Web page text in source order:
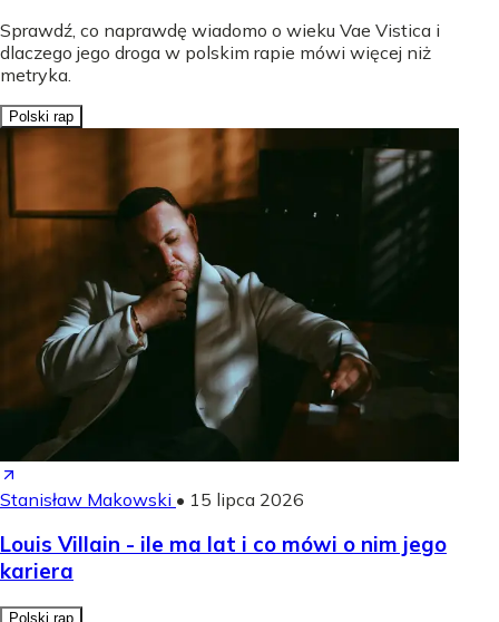
Sprawdź, co naprawdę wiadomo o wieku Vae Vistica i
dlaczego jego droga w polskim rapie mówi więcej niż
metryka.
Polski rap
Stanisław Makowski • 15 lipca 2026
Louis Villain - ile ma lat i co mówi o nim jego
kariera
Polski rap